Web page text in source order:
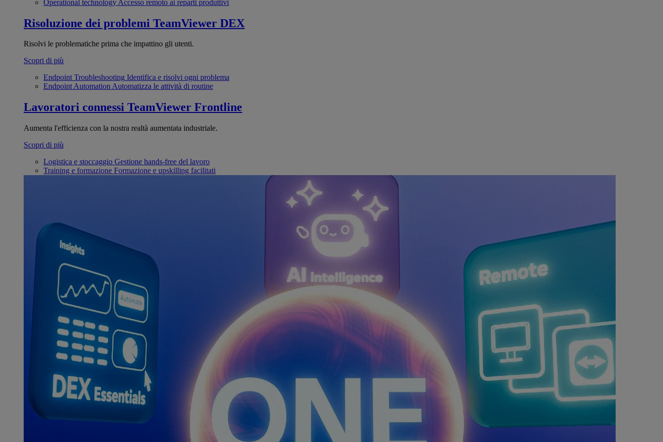
Operational technology Accesso remoto ai reparti produttivi
Risoluzione dei problemi TeamViewer DEX
Risolvi le problematiche prima che impattino gli utenti.
Scopri di più
Endpoint Troubleshooting Identifica e risolvi ogni problema
Endpoint AutomationAutomatizza le attività di routine
Lavoratori connessi TeamViewer Frontline
Aumenta l'efficienza con la nostra realtà aumentata industriale.
Scopri di più
Logistica e stoccaggio Gestione hands-free del lavoro
Training e formazione Formazione e upskilling facilitati